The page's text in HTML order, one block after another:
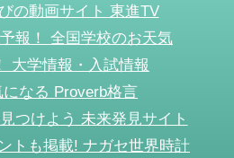
の動画サイト 東進TV
報！ 全国学校のお天気
大学情報・入試情報
になる Proverb格言
つけよう 未来発見サイト
トも掲載! ナガセ世界時計